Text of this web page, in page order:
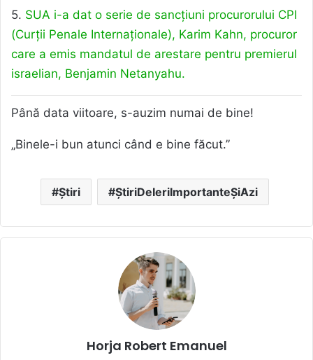
5. SUA i-a dat o serie de sancțiuni procurorului CPI
(Curții Penale Internaționale), Karim Kahn, procuror
care a emis mandatul de arestare pentru premierul
israelian, Benjamin Netanyahu.
Până data viitoare, s-auzim numai de bine!
„Binele-i bun atunci când e bine făcut.”
Știri ȘtiriDeIeriImportanteȘiAzi
Horja Robert Emanuel